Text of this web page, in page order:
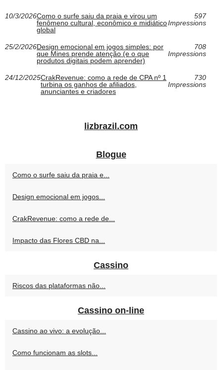
10/3/2026Como o surfe saiu da praia e virou um
fenômeno cultural, econômico e midiático
global
597
Impressions
25/2/2026Design emocional em jogos simples: por
que Mines prende atenção (e o que
produtos digitais podem aprender)
708
Impressions
24/12/2025CrakRevenue: como a rede de CPA nº 1
turbina os ganhos de afiliados,
anunciantes e criadores
730
Impressions
lizbrazil.com
Blogue
Como o surfe saiu da praia e...
Design emocional em jogos...
CrakRevenue: como a rede de...
Impacto das Flores CBD na...
Cassino
Riscos das plataformas não...
Cassino on-line
Cassino ao vivo: a evolução...
Como funcionam as slots...